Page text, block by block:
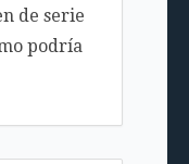
de serie
podría